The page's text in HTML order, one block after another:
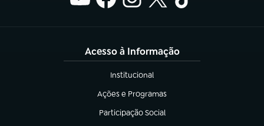
Acesso à Informação
Institucional
(abre em nova aba)
Ações e Programas
(abre em nova aba)
Participação Social
(abre em nova aba)